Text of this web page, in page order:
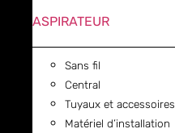
ASPIRATEUR
Sans fil
Central
Tuyaux et accessoires
Matériel d’installation